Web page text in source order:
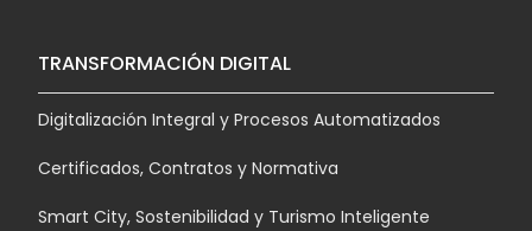
TRANSFORMACIÓN DIGITAL
Digitalización Integral y Procesos Automatizados
Certificados, Contratos y Normativa
Smart City, Sostenibilidad y Turismo Inteligente